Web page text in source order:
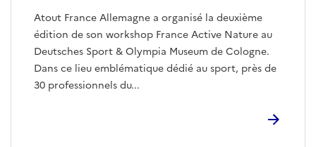
Atout France Allemagne a organisé la deuxième
édition de son workshop France Active Nature au
Deutsches Sport & Olympia Museum de Cologne.
Dans ce lieu emblématique dédié au sport, près de
30 professionnels du...